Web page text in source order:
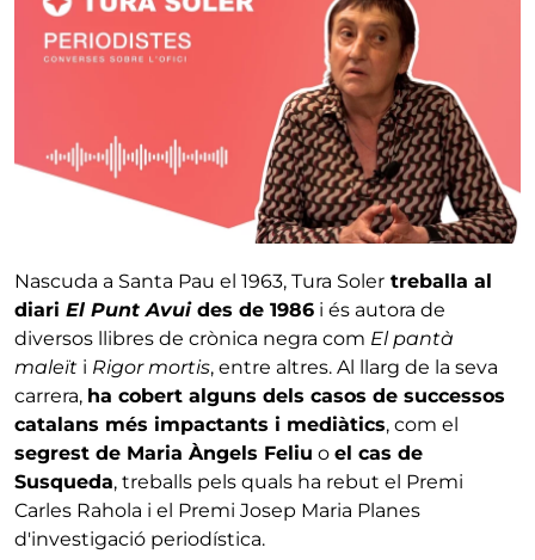
Nascuda a Santa Pau el 1963, Tura Soler treballa al
diari El Punt Avuides de 1986 i és autora de
diversos llibres de crònica negra com El pantà
maleït i Rigor mortis, entre altres. Al llarg de la seva
carrera, ha cobert alguns dels casos de successos
catalans més impactants i mediàtics, com el
segrest de Maria Àngels Feliu o el cas de
Susqueda, treballs pels quals ha rebut el Premi
Carles Rahola i el Premi Josep Maria Planes
d'investigació periodística.